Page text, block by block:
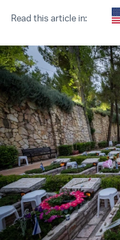
Read this article in: